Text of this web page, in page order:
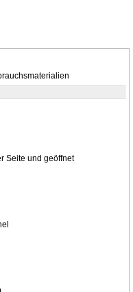
Seite und geöffnet